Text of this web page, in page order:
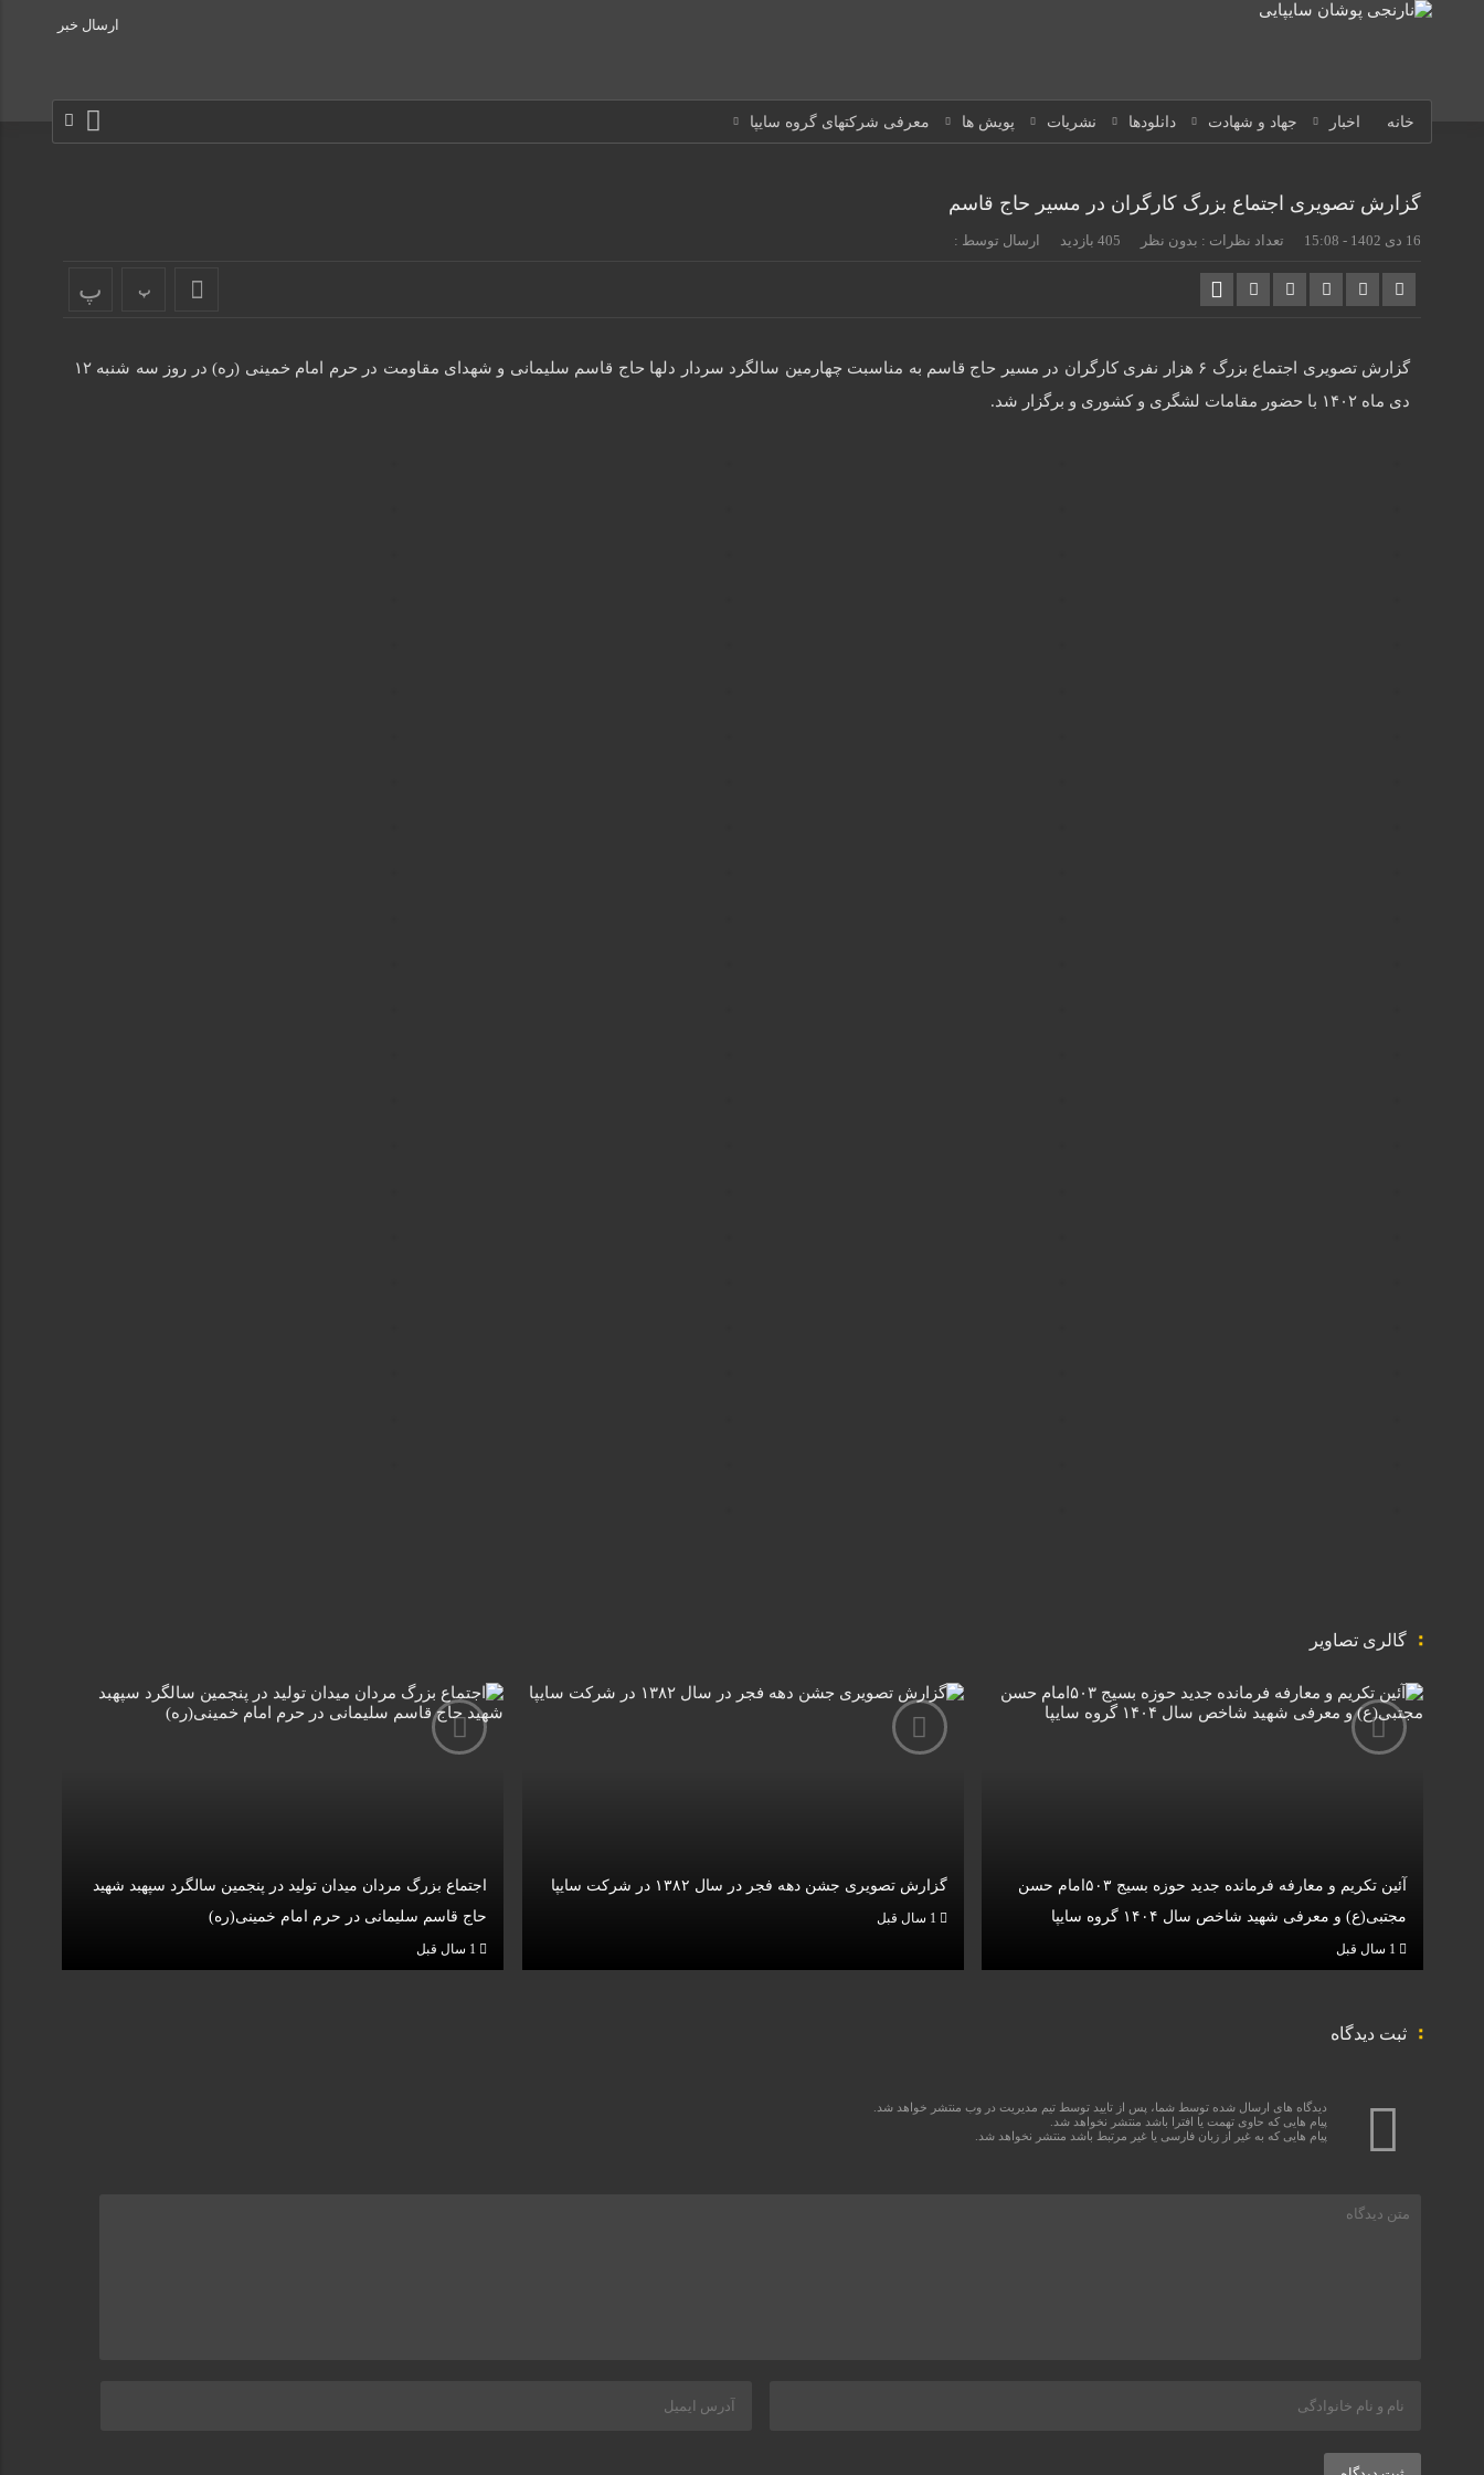
ارسال خبر
خانه اخبار جهاد و شهادت دانلودها نشریات پویش ها معرفی شرکتهای گروه سایپا
گزارش تصویری اجتماع بزرگ کارگران در مسیر حاج قاسم
16 دی 1402 - 15:08 تعداد نظرات : بدون نظر ارسال توسط :
پ پ
گزارش تصویری اجتماع بزرگ ۶ هزار نفری کارگران در مسیر حاج قاسم به مناسبت چهارمین سالگرد سردار دلها حاج قاسم سلیمانی و شهدای مقاومت در حرم امام خمینی (ره) در روز سه شنبه ۱۲
دی ماه ۱۴۰۲ با حضور مقامات لشگری و کشوری و برگزار شد.
گالری تصاویر
آئین تکریم و معارفه فرمانده جدید حوزه بسیج ۵۰۳امام حسن
مجتبی(ع) و معرفی شهید شاخص سال ۱۴۰۴ گروه سایپا
گزارش تصویری جشن دهه فجر در سال ۱۳۸۲ در شرکت سایپا
اجتماع بزرگ مردان میدان تولید در پنجمین سالگرد سپهبد شهید
حاج قاسم سلیمانی در حرم امام خمینی(ره)
ثبت دیدگاه
دیدگاه های ارسال شده توسط شما، پس از تایید توسط تیم مدیریت در وب منتشر خواهد شد.
پیام هایی که حاوی تهمت یا افترا باشد منتشر نخواهد شد.
پیام هایی که به غیر از زبان فارسی یا غیر مرتبط باشد منتشر نخواهد شد.